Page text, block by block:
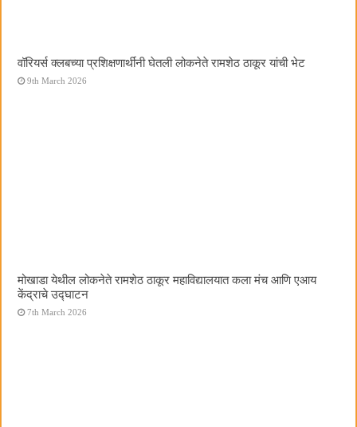
वॉरियर्स क्लबच्या प्रशिक्षणार्थींनी घेतली लोकनेते रामशेठ ठाकूर यांची भेट
9th March 2026
मोखाडा येथील लोकनेते रामशेठ ठाकूर महाविद्यालयात कला मंच आणि एआय
केंद्राचे उद्घाटन
7th March 2026